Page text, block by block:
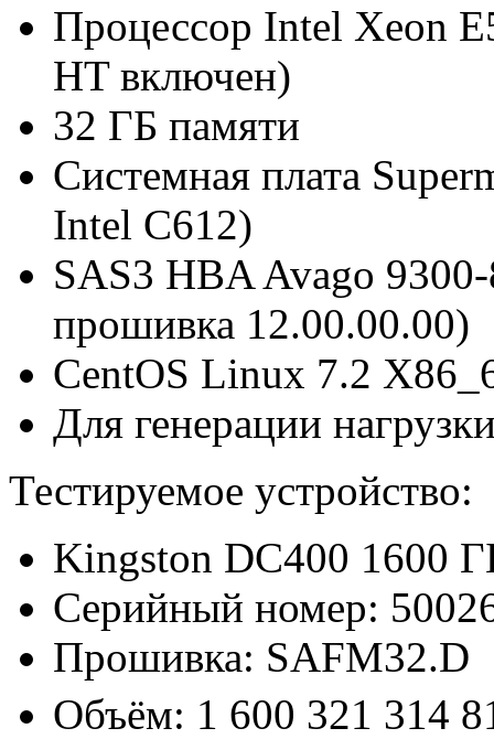
Процессор Intel Xeon
HT включен)
32 ГБ памяти
Системная плата
Intel C612)
SAS3 HBA Avago
прошивка 12.00.00.00)
CentOS Linux 7.2
Для генерации
Тестируемое устройство:
Kingston DC400 1600
Серийный номер:
Прошивка: SAFM32.D
Объём: 1 600 321 314